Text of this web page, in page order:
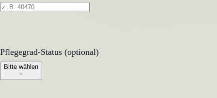
Pflegegrad-Status (optional)
Pflegegrad-Status (optional)
Bitte wählen